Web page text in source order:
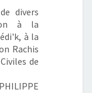
à la
à la
Rachis
de